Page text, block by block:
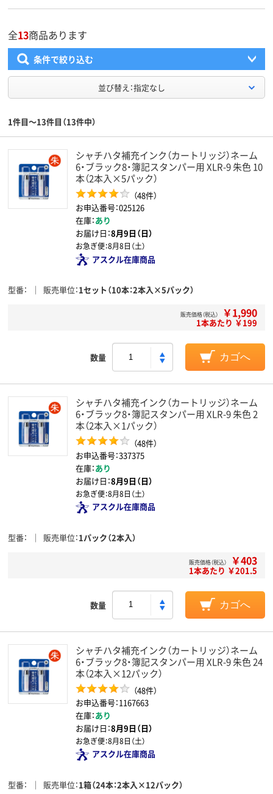
全13商品あります
条件で絞り込む
並び替え：指定なし
1件目～13件目（13件中）
シャチハタ補充インク（カートリッジ）ネーム
6・ブラック8・簿記スタンパー用 XLR-9 朱色 10
本（2本入×5パック）
（48件）
お申込番号：025126
在庫：あり
お届け日：8月9日（日）
お急ぎ便：8月8日（土）
アスクル在庫商品
型番 販売単位 1セット（10本：2本入×5パック）
販売価格（税込） ￥1,990
1本あたり ￥199
数量 カゴへ
シャチハタ補充インク（カートリッジ）ネーム
6・ブラック8・簿記スタンパー用 XLR-9 朱色 2
本（2本入×1パック）
（48件）
お申込番号：337375
在庫：あり
お届け日：8月9日（日）
お急ぎ便：8月8日（土）
アスクル在庫商品
型番 販売単位 1パック（2本入）
販売価格（税込） ￥403
1本あたり ￥201.5
数量 カゴへ
シャチハタ補充インク（カートリッジ）ネーム
6・ブラック8・簿記スタンパー用 XLR-9 朱色 24
本（2本入×12パック）
（48件）
お申込番号：1167663
在庫：あり
お届け日：8月9日（日）
お急ぎ便：8月8日（土）
アスクル在庫商品
型番 販売単位 1箱（24本：2本入×12パック）